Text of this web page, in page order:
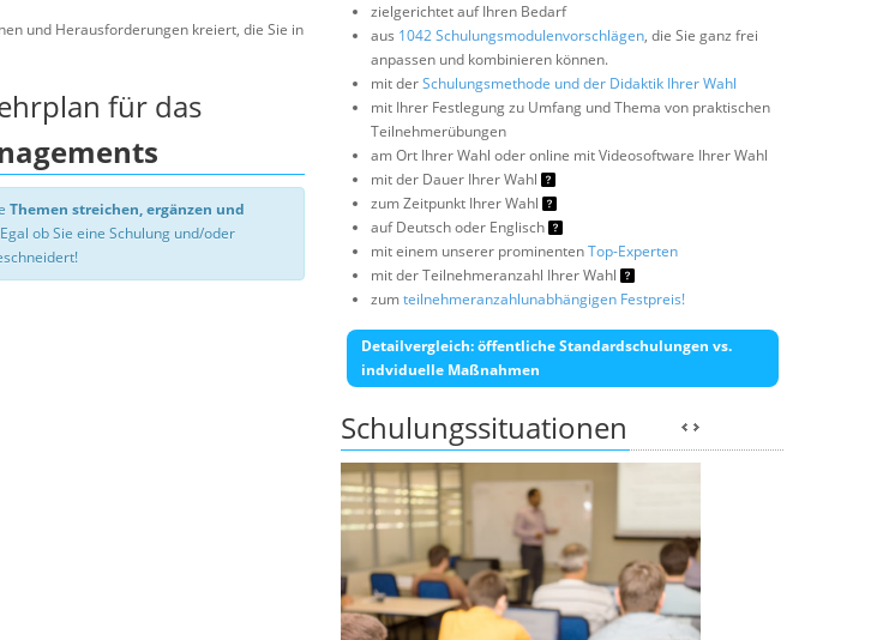
und Herausforderungen kreiert, die Sie in
für das
Themen streichen, ergänzen und
ob Sie eine Schulung und/oder
zielgerichtet auf Ihren Bedarf
aus 1042 Schulungsmodulenvorschlägen, die Sie ganz frei
anpassen und kombinieren können.
mit derSchulungsmethode und der Didaktik Ihrer Wahl
mit Ihrer Festlegung zu Umfang und Thema von praktischen
Teilnehmerübungen
am Ort Ihrer Wahl oder online mit Videosoftware Ihrer Wahl
mit der Dauer Ihrer Wahl
zum Zeitpunkt Ihrer Wahl
auf Deutsch oder Englisch
mit einem unserer prominentenTop-Experten
mit der Teilnehmeranzahl Ihrer Wahl
zumteilnehmeranzahlunabhängigen Festpreis!
Detailvergleich: öffentliche Standardschulungen vs.
indviduelle Maßnahmen
Schulungssituationen